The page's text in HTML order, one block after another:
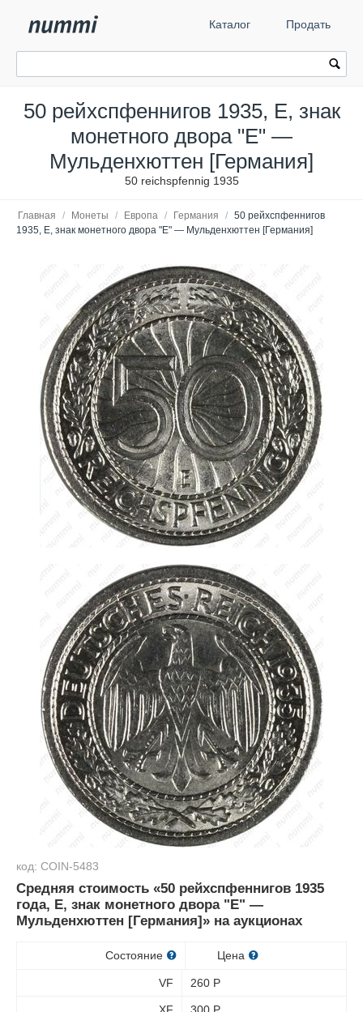
Каталог Продать
50 рейхспфеннигов 1935, E, знак
монетного двора "E" —
Мульденхюттен [Германия]
50 reichspfennig 1935
Главная / Монеты / Европа / Германия / 50 рейхспфеннигов
1935, E, знак монетного двора "E" — Мульденхюттен [Германия]
код: COIN-5483
Средняя стоимость «50 рейхспфеннигов 1935
года, E, знак монетного двора "E" —
Мульденхюттен [Германия]» на аукционах
Состояние Цена
VF 260 Р